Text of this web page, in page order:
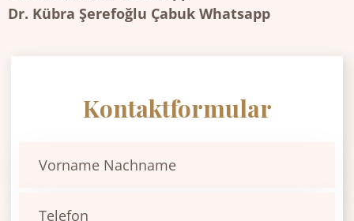
Dr. Kübra Şerefoğlu Çabuk Whatsapp
Kontaktformular